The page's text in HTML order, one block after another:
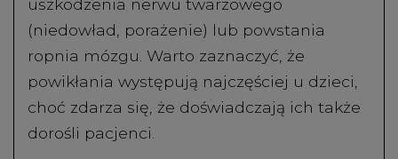
uszkodzenia nerwu twarzowego
(niedowład, porażenie) lub powstania
ropnia mózgu. Warto zaznaczyć, że
powikłania występują najczęściej u dzieci,
choć zdarza się, że doświadczają ich także
dorośli pacjenci.